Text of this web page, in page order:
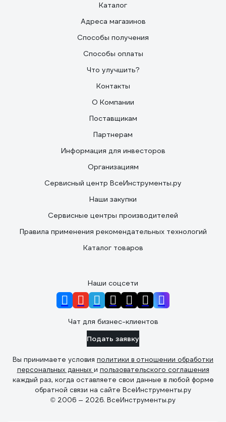
Каталог
Адреса магазинов
Способы получения
Способы оплаты
Что улучшить?
Контакты
О Компании
Поставщикам
Партнерам
Информация для инвесторов
Организациям
Сервисный центр ВсеИнструменты.ру
Наши закупки
Сервисные центры производителей
Правила применения рекомендательных технологий
Каталог товаров
Наши соцсети
Чат для бизнес-клиентов
Подать заявку
Вы принимаете условия политики в отношении обработки
персональных данных и пользовательского соглашения
каждый раз, когда оставляете свои данные в любой форме
обратной связи на сайте ВсеИнструменты.ру
© 2006 — 2026. ВсеИнструменты.ру